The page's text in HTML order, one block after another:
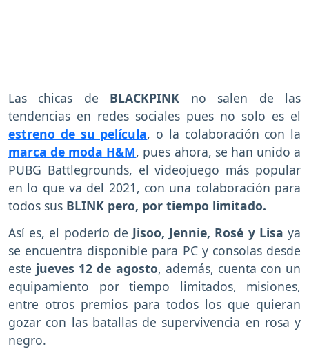
Las chicas de BLACKPINK no salen de las
tendencias en redes sociales pues no solo es el
estreno de su película, o la colaboración con la
marca de moda H&M, pues ahora, se han unido a
PUBG Battlegrounds, el videojuego más popular
en lo que va del 2021, con una colaboración para
todos sus BLINK pero, por tiempo limitado.
Así es, el poderío de Jisoo, Jennie, Rosé y Lisa ya
se encuentra disponible para PC y consolas desde
este jueves 12 de agosto, además, cuenta con un
equipamiento por tiempo limitados, misiones,
entre otros premios para todos los que quieran
gozar con las batallas de supervivencia en rosa y
negro.